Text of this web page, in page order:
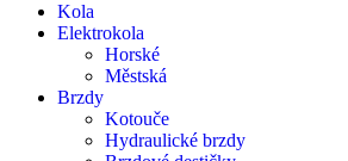
Kola
Elektrokola
Horské
Městská
Brzdy
Kotouče
Hydraulické brzdy